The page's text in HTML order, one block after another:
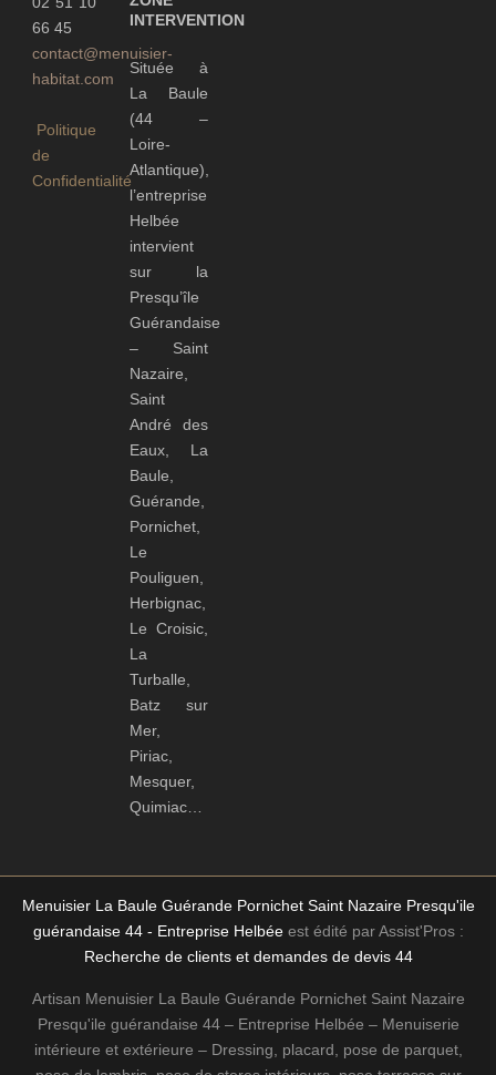
66 45
contact@menuisier-
habitat.com
Politique
de
Confidentialité
INTERVENTION
Située à
La Baule
(44 –
Loire-
Atlantique),
l’entreprise
Helbée
intervient
sur la
Presqu’île
Guérandaise
– Saint
Nazaire,
Saint
André des
Eaux, La
Baule,
Guérande,
Pornichet,
Le
Pouliguen,
Herbignac,
Le Croisic,
La
Turballe,
Batz sur
Mer,
Piriac,
Mesquer,
Quimiac…
Menuisier La Baule Guérande Pornichet Saint Nazaire Presqu'ile
guérandaise 44 - Entreprise Helbéeest édité par Assist'Pros :
Recherche de clients et demandes de devis 44
Artisan Menuisier La Baule Guérande Pornichet Saint Nazaire
Presqu'ile guérandaise 44 – Entreprise Helbée – Menuiserie
intérieure et extérieure – Dressing, placard, pose de parquet,